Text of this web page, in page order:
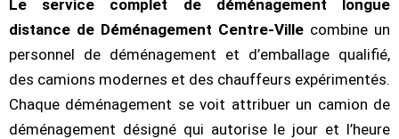
Le service complet de déménagement longue
distance de Déménagement Centre-Ville combine un
personnel de déménagement et d’emballage qualifié,
des camions modernes et des chauffeurs expérimentés.
Chaque déménagement se voit attribuer un camion de
déménagement désigné qui autorise le jour et l’heure